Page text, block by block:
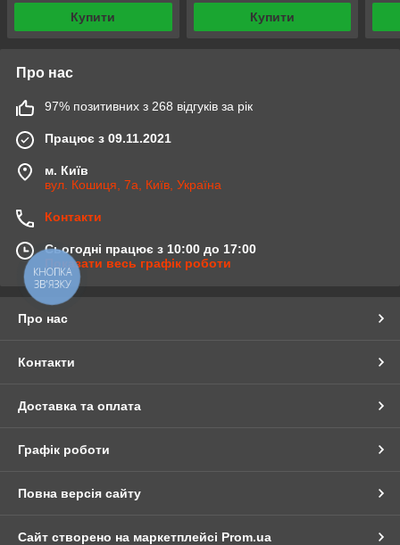
Купити Купити
Про нас
97% позитивних з 268 відгуків за рік
Працює з 09.11.2021
м. Київ
вул. Кошиця, 7а, Київ, Україна
Контакти
Сьогодні працює з 10:00 до 17:00
Показати весь графік роботи
Про нас
Контакти
Доставка та оплата
Графік роботи
Повна версія сайту
Сайт створено на маркетплейсі Prom.ua
КНОПКА
ЗВ'ЯЗКУ